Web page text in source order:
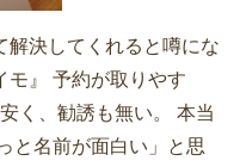
解決してくれると噂にな
モ』 予約が取りやす
く、勧誘も無い。 本当
と名前が面白い」と思